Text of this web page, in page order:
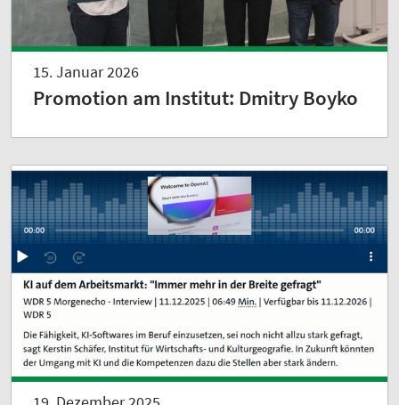
15. Januar 2026
Promotion am Institut: Dmitry Boyko